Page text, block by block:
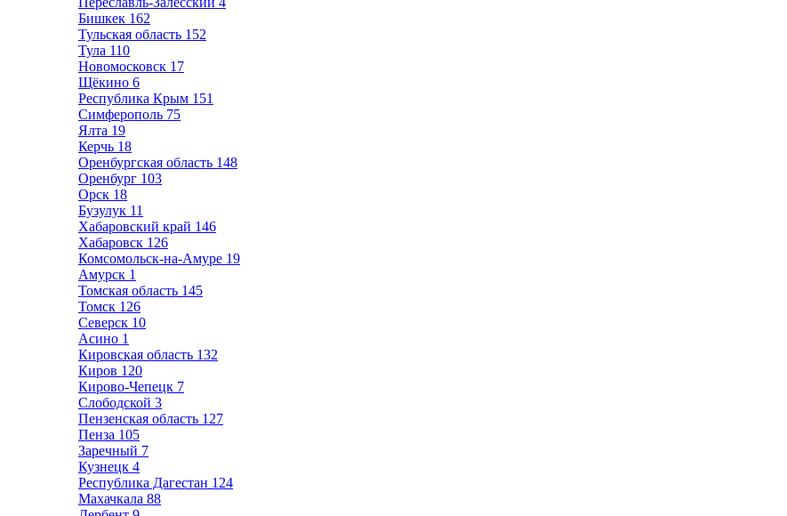
Бишкек 162
Тульская область 152
Тула 110
Новомосковск 17
Щёкино 6
Республика Крым 151
Симферополь 75
Ялта 19
Керчь 18
Оренбургская область 148
Оренбург 103
Орск 18
Бузулук 11
Хабаровский край 146
Хабаровск 126
Комсомольск-на-Амуре 19
Амурск 1
Томская область 145
Томск 126
Северск 10
Асино 1
Кировская область 132
Киров 120
Кирово-Чепецк 7
Слободской 3
Пензенская область 127
Пенза 105
Заречный 7
Кузнецк 4
Республика Дагестан 124
Махачкала 88